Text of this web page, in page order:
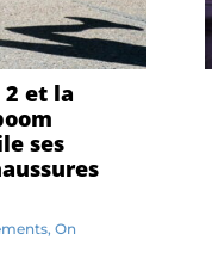
et la
ses
,On